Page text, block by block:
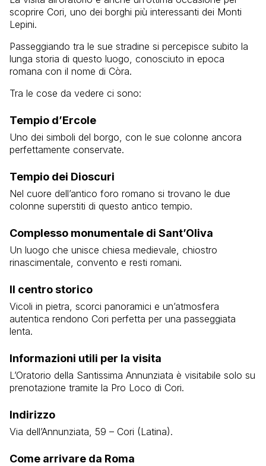
scoprire Cori, uno dei borghi più interessanti dei Monti
Lepini.
Passeggiando tra le sue stradine si percepisce subito la
lunga storia di questo luogo, conosciuto in epoca
romana con il nome di Còra.
Tra le cose da vedere ci sono:
Tempio d’Ercole
Uno dei simboli del borgo, con le sue colonne ancora
perfettamente conservate.
Tempio dei Dioscuri
Nel cuore dell’antico foro romano si trovano le due
colonne superstiti di questo antico tempio.
Complesso monumentale di Sant’Oliva
Un luogo che unisce chiesa medievale, chiostro
rinascimentale, convento e resti romani.
Il centro storico
Vicoli in pietra, scorci panoramici e un’atmosfera
autentica rendono Cori perfetta per una passeggiata
lenta.
Informazioni utili per la visita
L’Oratorio della Santissima Annunziata è visitabile solo su
prenotazione tramite la Pro Loco di Cori.
Indirizzo
Via dell’Annunziata, 59 – Cori (Latina).
Come arrivare da Roma